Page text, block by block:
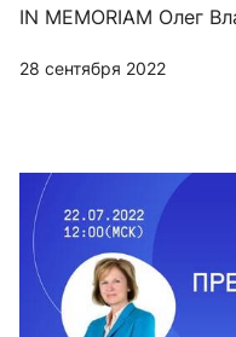
IN MEMORIAM Олег
28 сентября 2022